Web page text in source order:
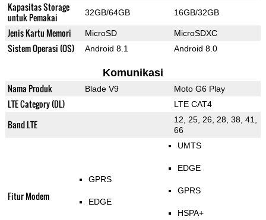
Kapasitas Storage
untuk Pemakai
32GB/64GB 16GB/32GB
Jenis Kartu Memori MicroSD MicroSDXC
Sistem Operasi (OS) Android 8.1 Android 8.0
Komunikasi
Nama Produk Blade V9 Moto G6 Play
LTE Category (DL) LTE CAT4
Band LTE
12, 25, 26, 28, 38, 41,
66
Fitur Modem
GPRS
EDGE
UMTS
EDGE
GPRS
HSPA+